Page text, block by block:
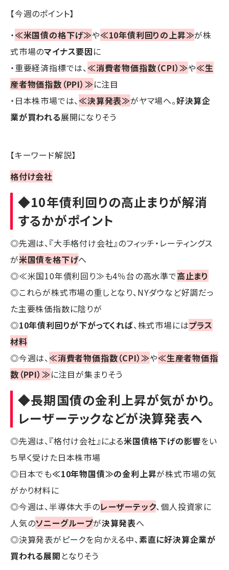
【今週のポイント】
・≪米国債の格下げ≫や≪10年債利回りの上昇≫が株
式市場のマイナス要因に
・重要経済指標では、≪消費者物価指数（CPI）≫や≪生
産者物価指数（PPI）≫に注目
・日本株市場では、≪決算発表≫がヤマ場へ。好決算企
業が買われる展開になりそう
【キーワード解説】
格付け会社
◆10年債利回りの高止まりが解消
するかがポイント
◎先週は、『大手格付け会社』のフィッチ・レーティングス
が米国債を格下げへ
◎≪米国10年債利回り≫も4％台の高水準で高止まり
◎これらが株式市場の重しとなり、NYダウなど好調だっ
た主要株価指数に陰りが
◎10年債利回りが下がってくれば、株式市場にはプラス
材料
◎今週は、≪消費者物価指数（CPI）≫や≪生産者物価指
数（PPI）≫に注目が集まりそう
◆長期国債の金利上昇が気がかり。
レーザーテックなどが決算発表へ
◎先週は、『格付け会社』による米国債格下げの影響をい
ち早く受けた日本株市場
◎日本でも≪10年物国債≫の金利上昇が株式市場の気
がかり材料に
◎今週は、半導体大手のレーザーテック、個人投資家に
人気のソニーグループが決算発表へ
◎決算発表がピークを向かえる中、 素直に好決算企業が
買われる展開 となりそう